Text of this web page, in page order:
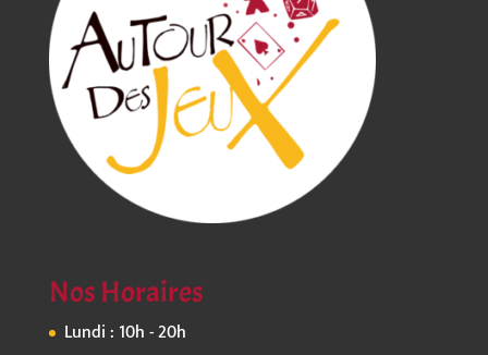
Nos Horaires
Lundi : 10h - 20h